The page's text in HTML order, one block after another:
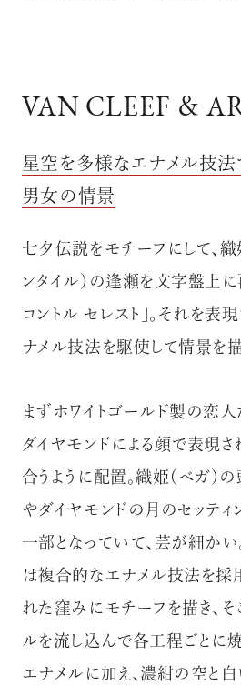
VAN CLEEF ＆
星空を多様なエナメル技
男女の情景
七夕伝説をモチーフにして、織
ンタイル）の逢瀬を文字盤上に
コントル セレスト」。それを表
ナメル技法を駆使して情景を描
まずホワイトゴールド製の恋人
ダイヤモンドによる顔で表現
合うように配置。織姫（ベガ）
やダイヤモンドの月のセッティ
一部となっていて、芸が細かい
は複合的なエナメル技法を採
れた窪みにモチーフを描き、
ルを流し込んで各工程ごとに
エナメルに加え、濃紺の空と白